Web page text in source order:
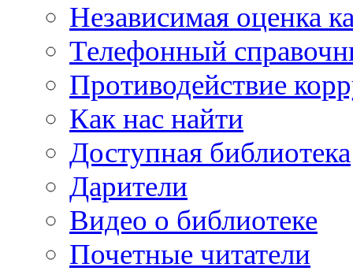
Независимая оценка
Телефонный
Противодействие
Как нас найти
Доступная библиотека
Дарители
Видео о библиотеке
Почетные читатели